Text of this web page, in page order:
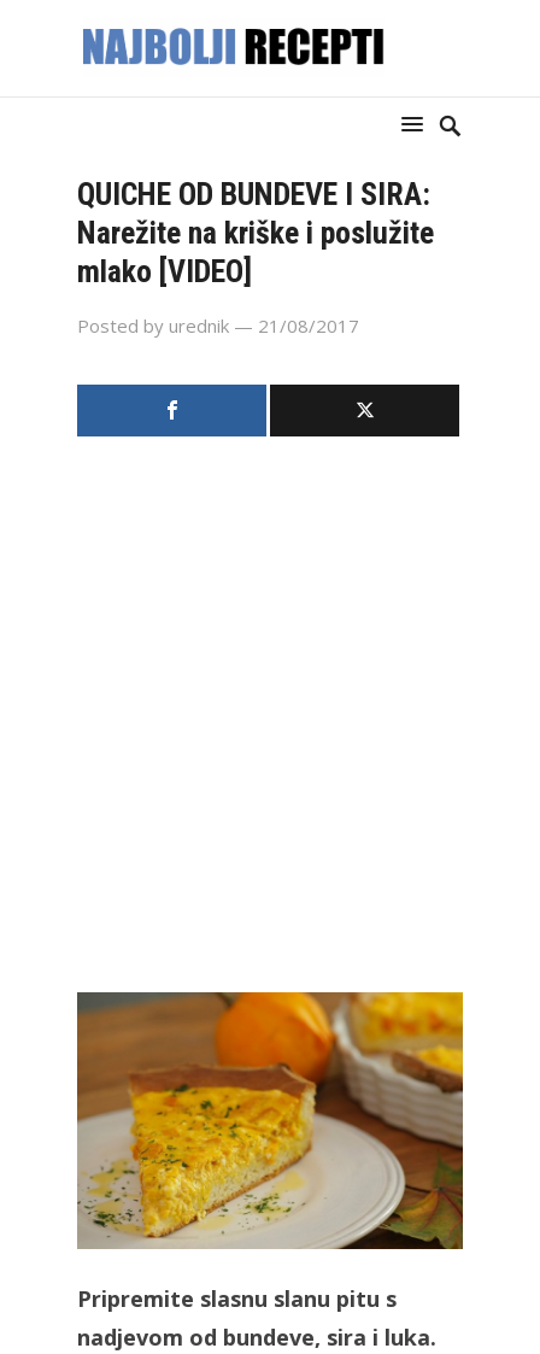
QUICHE OD BUNDEVE I SIRA:
Narežite na kriške i poslužite
mlako [VIDEO]
Posted by urednik — 21/08/2017
Pripremite slasnu slanu pitu s
nadjevom od bundeve, sira i luka.